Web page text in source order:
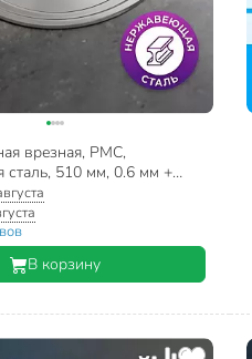
врезная, РМС,
сталь, 510 мм, 0.6 мм +
В корзину